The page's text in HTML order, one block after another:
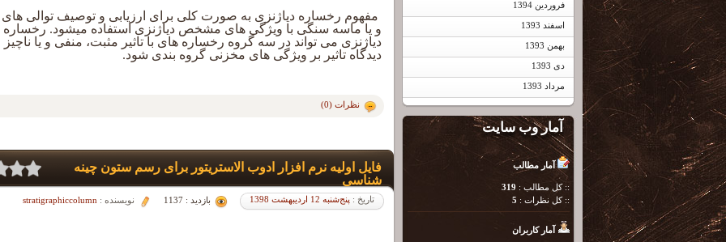
فروردین 1394
اسفند 1393
بهمن 1393
دی 1393
مرداد 1393
آمار وب سایت
آمار مطالب
:: کل مطالب : 319
:: کل نظرات : 5
آمار کاربران
مفهوم رخساره دیاژنزی به صورت کلی برای ارزیابی و توصیف توالی های
و یا ماسه سنگی با ویژگی های مشخص دیاژنزی استفاده می­شود. رخساره
دیاژنزی می تواند در سه گروه رخساره های با تاثیر مثبت، منفی و یا ناچیز
دیدگاه تاثیر بر ویژگی های مخزنی گروه بندی شود.
نظرات (0)
فایل اولیه نرم افزار ادوب الاستریتور برای رسم ستون چینه
شناسی
تاریخ : پنج‌شنبه 12 اردیبهشت 1398 بازدید : 1137 نویسنده : stratigraphiccolumn